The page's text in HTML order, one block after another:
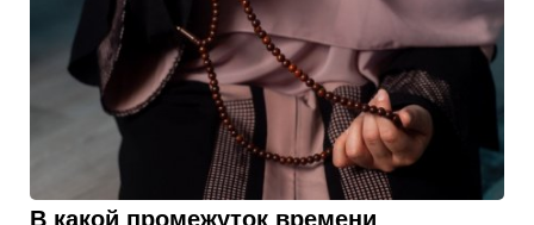
В какой промежуток времени